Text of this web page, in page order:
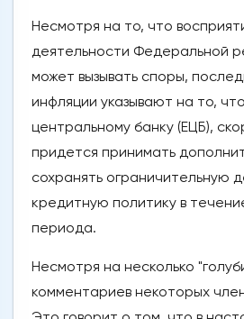
Несмотря на то, что
деятельности Федеральной
может вызывать споры,
инфляции указывают на то,
центральному банку (ЕЦБ),
придется принимать
сохранять ограничительную
кредитную политику в
периода.
Несмотря на несколько
комментариев некоторых